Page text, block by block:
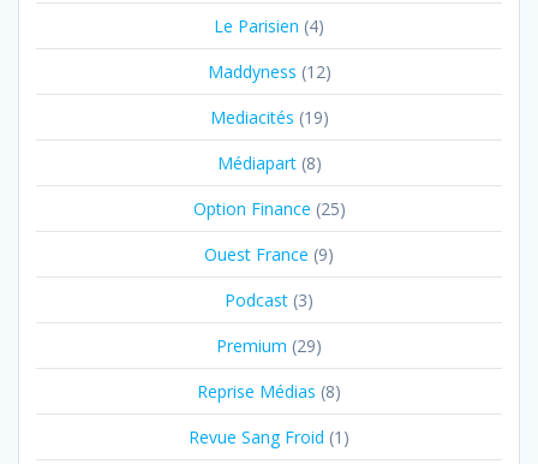
Le Parisien (4)
Maddyness (12)
Mediacités (19)
Médiapart(8)
Option Finance (25)
Ouest France (9)
Podcast (3)
Premium (29)
Reprise Médias (8)
Revue Sang Froid (1)